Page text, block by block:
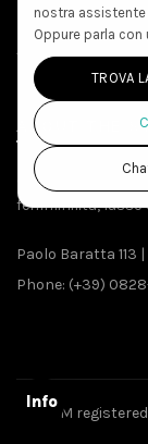
Politica Resi
Accesso
ABOUT THE
Creato da menti
femminilità, lusso
Paolo Baratta 113
Phone: (+39)
EVAeM
Info
nostra assistente
Oppure parla
TROVA